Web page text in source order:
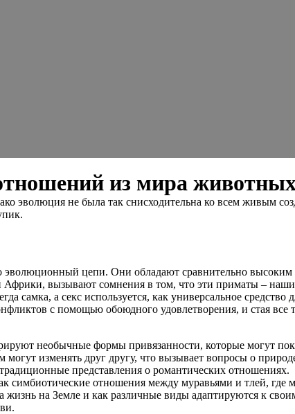
из мира
эволюция не была так снисходительна ко всем живым
цепи. Они обладают сравнительно
вызывают сомнения в том, что эти приматы –
самка, а секс используется, как универсальное
с помощью обоюдного удовлетворения, и стая все
необычные формы привязанности, которые могут
изменять друг другу, что вызывает вопросы о
представления о романтических отношениях.
симбиотические отношения между муравьями и тлей, где
жизнь на Земле и как различные виды адаптируются к